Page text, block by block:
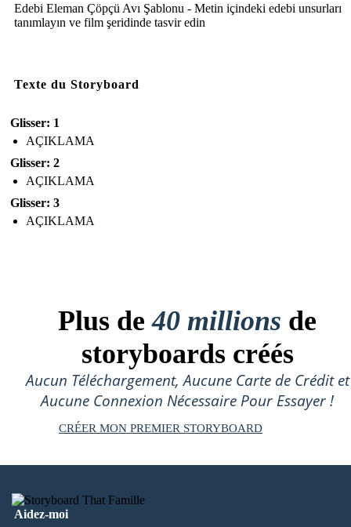
Edebi Eleman Çöpçü Avı Şablonu - Metin içindeki edebi unsurları
tanımlayın ve film şeridinde tasvir edin
Texte du Storyboard
Glisser: 1
AÇIKLAMA
Glisser: 2
AÇIKLAMA
Glisser: 3
AÇIKLAMA
Plus de40 millions de
storyboards créés
Aucun Téléchargement, Aucune Carte de Crédit et
Aucune Connexion Nécessaire Pour Essayer !
CRÉER MON PREMIER STORYBOARD
Aidez-moi